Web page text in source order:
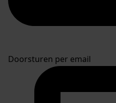
Doorsturen per email